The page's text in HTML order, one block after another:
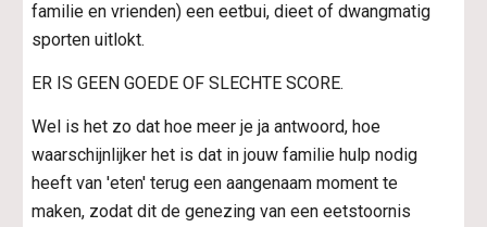
familie en vrienden) een eetbui, dieet of dwangmatig
sporten uitlokt.
ER IS GEEN GOEDE OF SLECHTE SCORE.
Wel is het zo dat hoe meer je ja antwoord, hoe
waarschijnlijker het is dat in jouw familie hulp nodig
heeft van 'eten' terug een aangenaam moment te
maken, zodat dit de genezing van een eetstoornis